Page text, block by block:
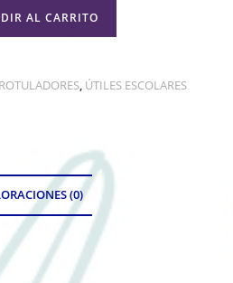
AL CARRITO
, ÚTILES ESCOLARES
(0)